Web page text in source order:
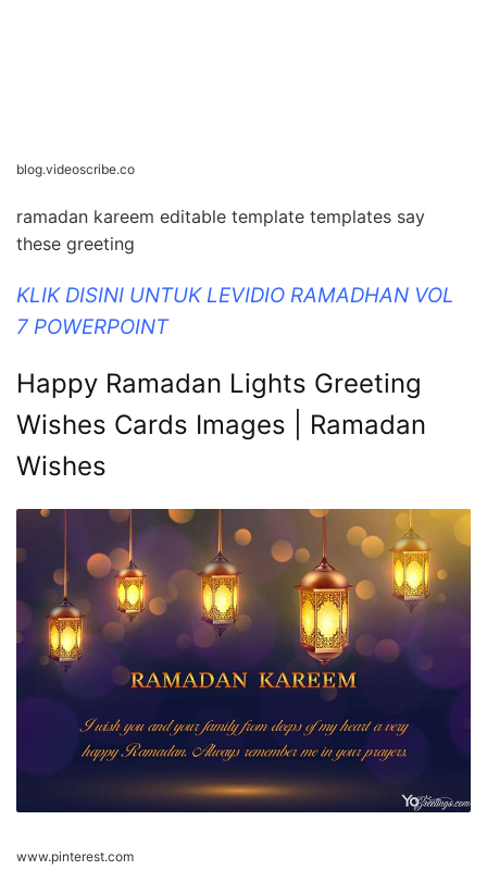
blog.videoscribe.co
ramadan kareem editable template templates say
these greeting
KLIK DISINI UNTUK LEVIDIO RAMADHAN VOL
7 POWERPOINT
Happy Ramadan Lights Greeting
Wishes Cards Images | Ramadan
Wishes
www.pinterest.com